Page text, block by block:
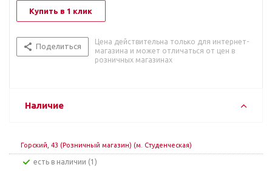
Купить в 1 клик
Поделиться
Цена действительна только для интернет-
магазина и может отличаться от цен в
розничных магазинах
Наличие
Горский, 43 (Розничный магазин) (м. Студенческая)
Есть в наличии (1)